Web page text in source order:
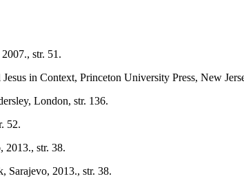
str. 51.
in Context, Princeton University Press, New
London, str. 136.
52.
2013., str. 38.
Sarajevo, 2013., str. 38.